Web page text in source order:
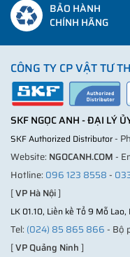
BẢO HÀNH
CHÍNH HÃNG
CÔNG TY CP VẬT TƯ
SKF NGỌC ANH - ĐẠI LÝ
SKF Authorized Distributor-
Website: NGOCANH.COM-
Hotline: 096 123 8558-
[VP Hà Nội]
LK 01.10, Liền kề Tổ 9 Mỗ
Tel: (024) 85 865 866- Bộ
[VP Quảng Ninh]